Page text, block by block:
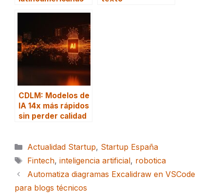
CDLM: Modelos de
IA 14x más rápidos
sin perder calidad
Categorías
Actualidad Startup, Startup España
Etiquetas
Fintech, inteligencia artificial, robotica
Automatiza diagramas Excalidraw en VSCode
para blogs técnicos